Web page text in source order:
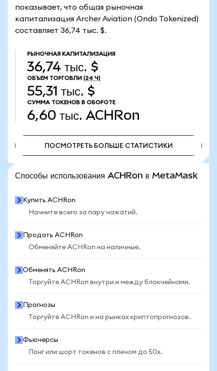
показывает, что общая рыночная
капитализация Archer Aviation (Ondo Tokenized)
составляет 36,74 тыс. $.
РЫНОЧНАЯ КАПИТАЛИЗАЦИЯ
36,74 тыс. $
ОБЪЕМ ТОРГОВЛИ (24 Ч)
55,31 тыс. $
СУММА ТОКЕНОВ В ОБОРОТЕ
6,60 тыс. ACHRon
ПОСМОТРЕТЬ БОЛЬШЕ СТАТИСТИКИ
Способы использования ACHRon в MetaMask
Купить ACHRon
Начните всего за пару нажатий.
Продать ACHRon
Обменяйте ACHRon на наличные.
Обменять ACHRon
Торгуйте ACHRon внутри и между блокчейнами.
Прогнозы
Торгуйте ACHRon и на рынках криптопрогнозов.
Фьючерсы
Лонг или шорт токенов с плечом до 50x.